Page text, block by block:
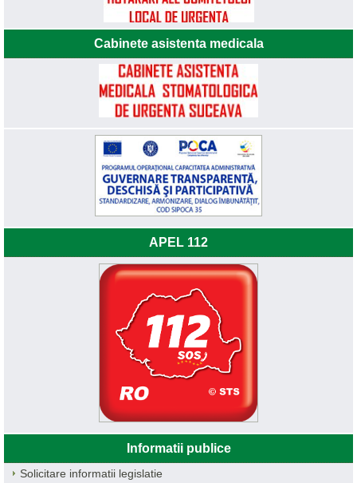
Cabinete asistenta medicala
APEL 112
Informatii publice
Solicitare informatii legislatie